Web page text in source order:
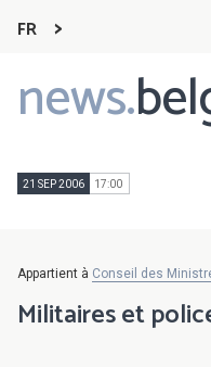
FR
news.
Main
navigation
21 SEP 2006 17:00
Appartient à Conseil des
Militaires et